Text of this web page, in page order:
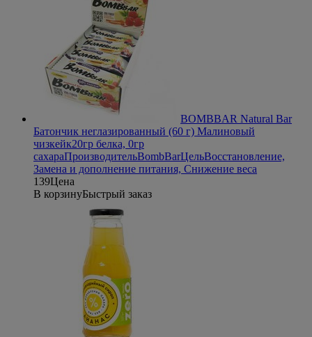
BOMBBAR Natural Bar
Батончик неглазированный (60 г) Малиновый
чизкейк20гр белка, 0гр
сахараПроизводительBombBarЦельВосстановление,
Замена и дополнение питания, Снижение веса
139Цена
В корзинуБыстрый заказ